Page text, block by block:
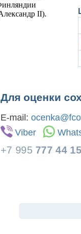
Для оценки
E-mail:
Viber
+7 995 777 44 15